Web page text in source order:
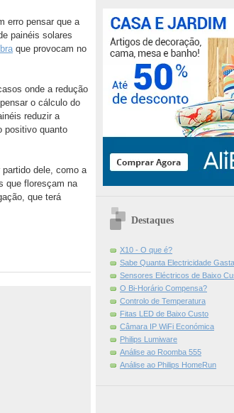
erro pensar que a
painéis solares
que provocam no
onde a redução
o cálculo do
reduzir a
positivo quanto
dele, como a
que floresçam na
que terá
Destaques
X10 - O que é?
Sabe Quanta Electricidade
Sensores Eléctricos de Baixo
O Bi-Horário Compensa?
Controlo de Temperatura
Fitas LED de Baixo Custo
Câmara IP WiFi Económica
Philips Lumiware
Análise ao Roomba 555
Análise ao Philips HomeRun